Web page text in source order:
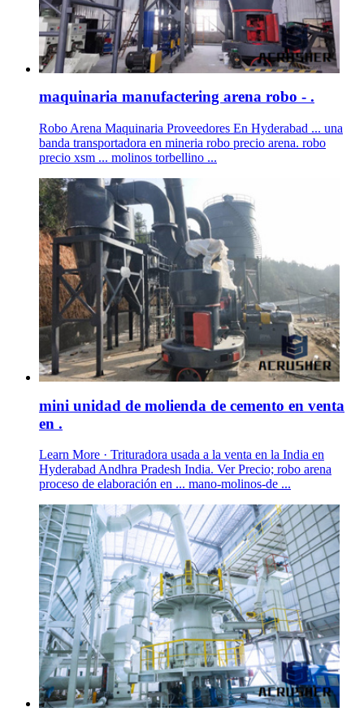
maquinaria manufactering arena robo - .
Robo Arena Maquinaria Proveedores En Hyderabad ... una
banda transportadora en mineria robo precio arena. robo
precio xsm ... molinos torbellino ...
mini unidad de molienda de cemento en venta
en .
Learn More · Trituradora usada a la venta en la India en
Hyderabad Andhra Pradesh India. Ver Precio; robo arena
proceso de elaboración en ... mano-molinos-de ...